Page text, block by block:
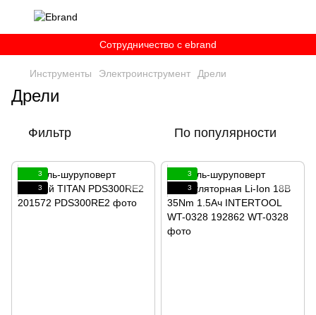
Сотрудничество c ebrand
Инструменты Электроинструмент Дрели
Дрели
Фильтр По популярности
3
3
3
3